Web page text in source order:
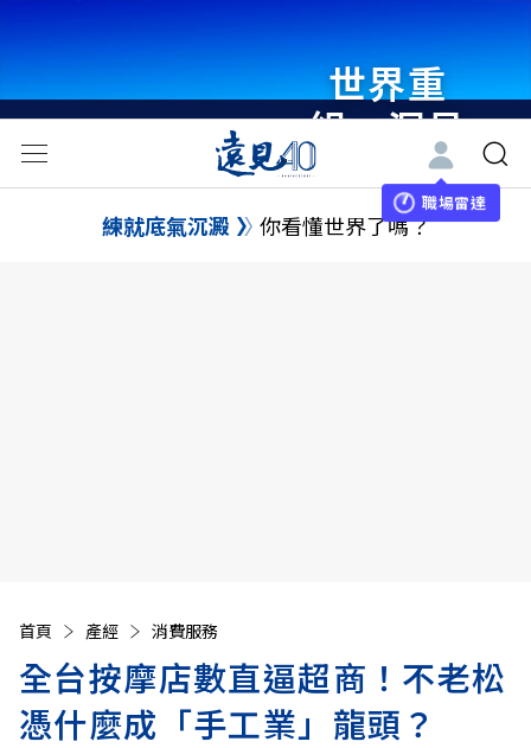
世界重
組・洞見
未來 與
世界領袖
職場雷達
練就底氣沉澱 你看懂世界了嗎？
首頁 產經 消費服務
全台按摩店數直逼超商！不老松
憑什麼成「手工業」龍頭？